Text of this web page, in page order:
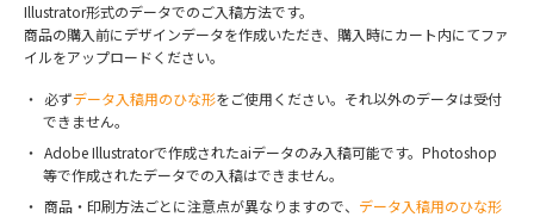
Illustrator形式のデータでのご入稿方法です。
商品の購入前にデザインデータを作成いただき、購入時にカート内にてファ
イルをアップロードください。
必ずデータ入稿用のひな形をご使用ください。それ以外のデータは受付
できません。
Adobe Illustratorで作成されたaiデータのみ入稿可能です。Photoshop
等で作成されたデータでの入稿はできません。
商品・印刷方法ごとに注意点が異なりますので、 データ入稿用のひな形